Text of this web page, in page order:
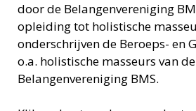
door de Belangenvereniging
opleiding tot holistische
onderschrijven de Beroeps- en
o.a. holistische masseurs van de
Belangenvereniging BMS.